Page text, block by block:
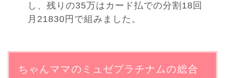
し、残りの35万はカード払での分割18回
月21830円で組みました。
ちゃんママのミュゼプラチナムの総合